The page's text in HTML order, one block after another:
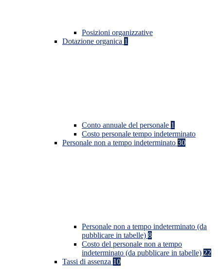
Posizioni organizzative
Dotazione organica 1
Conto annuale del personale 1
Costo personale tempo indeterminato
Personale non a tempo indeterminato 30
Personale non a tempo indeterminato (da
pubblicare in tabelle) 8
Costo del personale non a tempo
indeterminato (da pubblicare in tabelle) 22
Tassi di assenza 10